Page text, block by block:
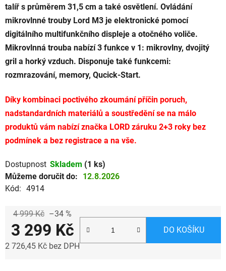
talíř s průměrem 31,5 cm a také osvětlení. Ovládání
mikrovlnné trouby Lord M3 je elektronické pomocí
digitálního multifunkčního displeje a otočného voliče.
Mikrovlnná trouba nabízí 3 funkce v 1: mikrovlny, dvojitý
gril a horký vzduch. Disponuje také funkcemi:
rozmrazování, memory, Qucick-Start.
Díky kombinaci poctivého zkoumání příčin poruch,
nadstandardních materiálů a soustředění se na málo
produktů vám nabízí značka LORD záruku 2+3 roky bez
podmínek a bez registrace a na vše.
Dostupnost Skladem (1 ks)
Můžeme doručit do:
12.8.2026
Kód: 4914
4 999 Kč –34 %
3 299 Kč
2 726,45 Kč bez DPH
DO KOŠÍKU